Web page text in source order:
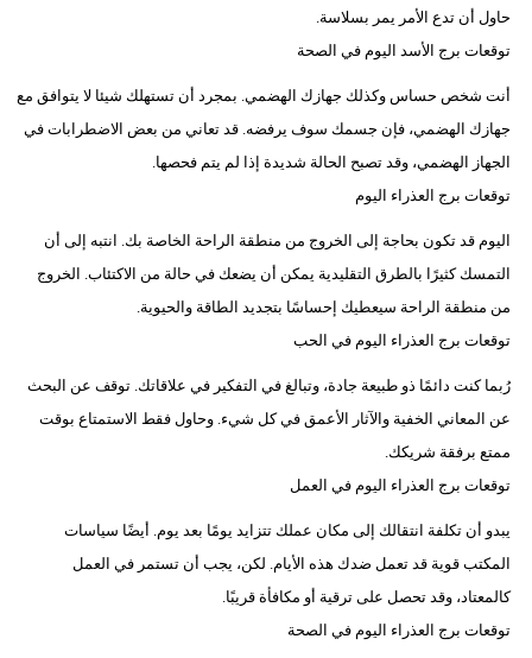
حاول أن تدع الأمر يمر بسلاسة.
توقعات برج الأسد اليوم في الصحة
أنت شخص حساس وكذلك جهازك الهضمي. بمجرد أن تستهلك شيئا لا يتوافق مع
جهازك الهضمي، فإن جسمك سوف يرفضه. قد تعاني من بعض الاضطرابات في
الجهاز الهضمي، وقد تصبح الحالة شديدة إذا لم يتم فحصها.
توقعات برج العذراء اليوم
اليوم قد تكون بحاجة إلى الخروج من منطقة الراحة الخاصة بك. انتبه إلى أن
التمسك كثيرًا بالطرق التقليدية يمكن أن يضعك في حالة من الاكتئاب. الخروج
من منطقة الراحة سيعطيك إحساسًا بتجديد الطاقة والحيوية.
توقعات برج العذراء اليوم في الحب
رُبما كنت دائمًا ذو طبيعة جادة، وتبالغ في التفكير في علاقاتك. توقف عن البحث
عن المعاني الخفية والآثار الأعمق في كل شيء. وحاول فقط الاستمتاع بوقت
ممتع برفقة شريكك.
توقعات برج العذراء اليوم في العمل
يبدو أن تكلفة انتقالك إلى مكان عملك تتزايد يومًا بعد يوم. أيضًا سياسات
المكتب قوية قد تعمل ضدك هذه الأيام. لكن، يجب أن تستمر في العمل
كالمعتاد، وقد تحصل على ترقية أو مكافأة قريبًا.
توقعات برج العذراء اليوم في الصحة